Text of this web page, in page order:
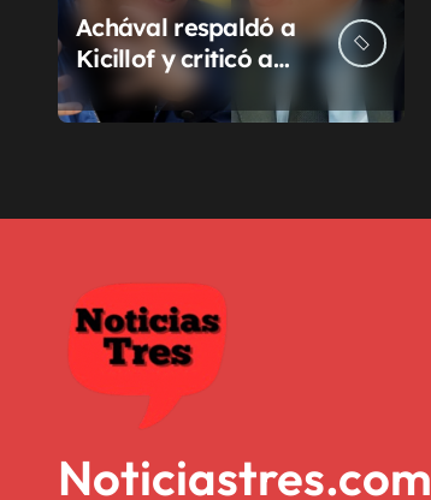
n
d
r
a
Achával respaldó a
Kicillof y criticó a
Milei
Noticiastres.com